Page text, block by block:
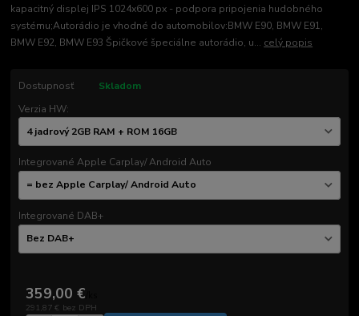
kapacitný displej IPS 1024x600 px - podpora pripojenia hudobného
systému;Autorádio je vhodné do automobilov:BMW E90, BMW E91,
BMW E92, BMW E93 Špičkové špeciálne autorádio, u... celý popis
Dostupnosť
Skladom
Verzia HW:
Integrované Apple Carplay/ Android Auto
Integrované DAB+
359,00 €
291,87 € bez DPH